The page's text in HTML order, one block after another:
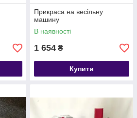
Прикраса на весільну
машину
В наявності
1 654 ₴
Купити